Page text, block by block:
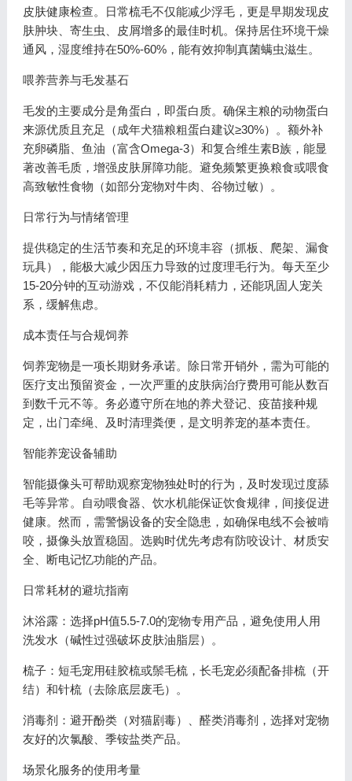
皮肤健康检查。日常梳毛不仅能减少浮毛，更是早期发现皮
肤肿块、寄生虫、皮屑增多的最佳时机。保持居住环境干燥
通风，湿度维持在50%-60%，能有效抑制真菌螨虫滋生。
喂养营养与毛发基石
毛发的主要成分是角蛋白，即蛋白质。确保主粮的动物蛋白
来源优质且充足（成年犬猫粮粗蛋白建议≥30%）。额外补
充卵磷脂、鱼油（富含Omega-3）和复合维生素B族，能显
著改善毛质，增强皮肤屏障功能。避免频繁更换粮食或喂食
高致敏性食物（如部分宠物对牛肉、谷物过敏）。
日常行为与情绪管理
提供稳定的生活节奏和充足的环境丰容（抓板、爬架、漏食
玩具），能极大减少因压力导致的过度理毛行为。每天至少
15-20分钟的互动游戏，不仅能消耗精力，还能巩固人宠关
系，缓解焦虑。
成本责任与合规饲养
饲养宠物是一项长期财务承诺。除日常开销外，需为可能的
医疗支出预留资金，一次严重的皮肤病治疗费用可能从数百
到数千元不等。务必遵守所在地的养犬登记、疫苗接种规
定，出门牵绳、及时清理粪便，是文明养宠的基本责任。
智能养宠设备辅助
智能摄像头可帮助观察宠物独处时的行为，及时发现过度舔
毛等异常。自动喂食器、饮水机能保证饮食规律，间接促进
健康。然而，需警惕设备的安全隐患，如确保电线不会被啃
咬，摄像头放置稳固。选购时优先考虑有防咬设计、材质安
全、断电记忆功能的产品。
日常耗材的避坑指南
沐浴露：选择pH值5.5-7.0的宠物专用产品，避免使用人用
洗发水（碱性过强破坏皮肤油脂层）。
梳子：短毛宠用硅胶梳或鬃毛梳，长毛宠必须配备排梳（开
结）和针梳（去除底层废毛）。
消毒剂：避开酚类（对猫剧毒）、醛类消毒剂，选择对宠物
友好的次氯酸、季铵盐类产品。
场景化服务的使用考量